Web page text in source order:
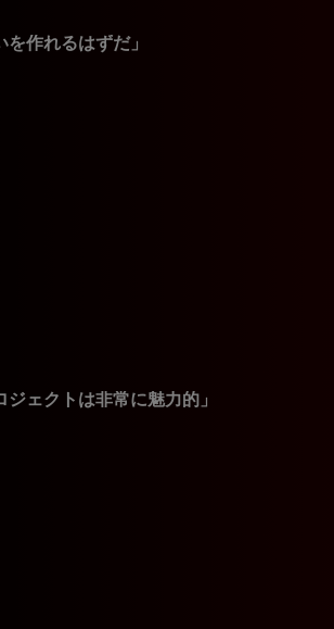
を作れるはずだ」
ジェクトは非常に魅力的」